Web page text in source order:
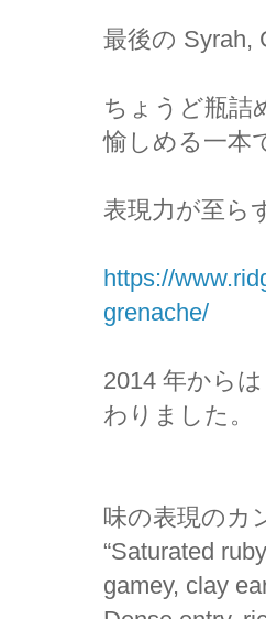
最後の Syrah,
ちょうど瓶詰
愉しめる一本
表現力が至ら
https://
grenache/
2014 年から
わりました。
味の表現のカ
“Saturated
gamey, clay